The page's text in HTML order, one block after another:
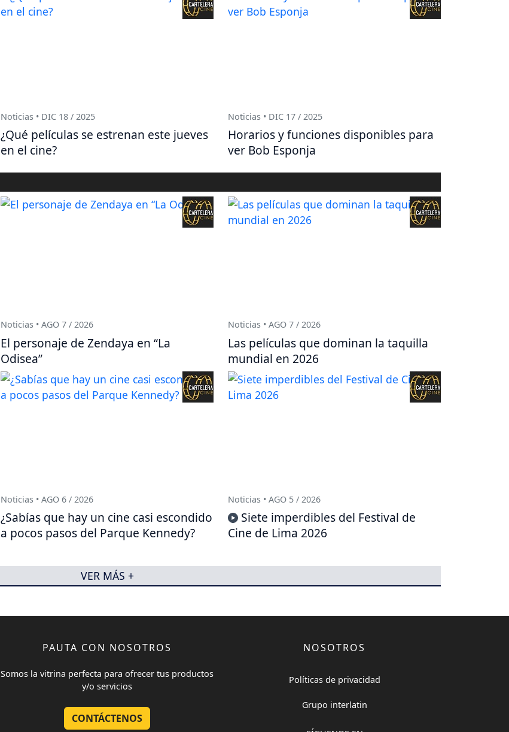
Noticias • DIC 18 / 2025
¿Qué películas se estrenan este jueves
en el cine?
Noticias • DIC 17 / 2025
Horarios y funciones disponibles para
ver Bob Esponja
Noticias • AGO 7 / 2026
El personaje de Zendaya en “La
Odisea”
Noticias • AGO 7 / 2026
Las películas que dominan la taquilla
mundial en 2026
Noticias • AGO 6 / 2026
¿Sabías que hay un cine casi escondido
a pocos pasos del Parque Kennedy?
Noticias • AGO 5 / 2026
Siete imperdibles del Festival de
Cine de Lima 2026
VER MÁS +
PAUTA CON NOSOTROS
Somos la vitrina perfecta para ofrecer tus productos
y/o servicios
CONTÁCTENOS
NOSOTROS
Políticas de privacidad
Grupo interlatin